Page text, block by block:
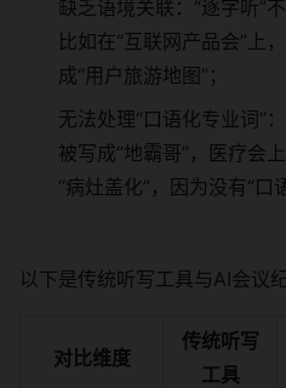
缺乏语境关联：“逐字听”
比如在“互联网产品会”上
成“用户旅游地图”；
无法处理“口语化专业词”
被写成“地霸哥”，医疗会
“病灶盖化”，因为没有“口
以下是传统听写工具与AI会议
对比维度
传统听写
工具